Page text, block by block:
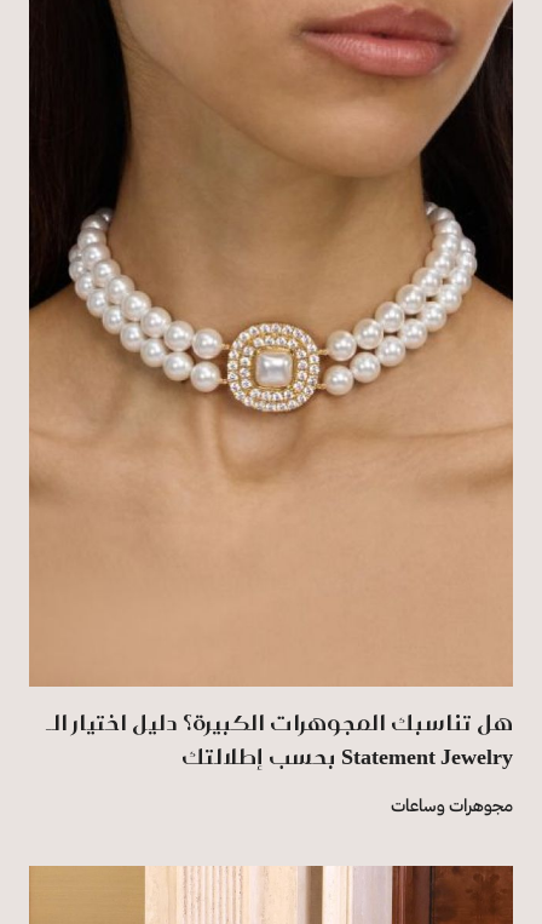
هل تناسبك المجوهرات الكبيرة؟ دليل اختيار الـ
Statement Jewelry بحسب إطلالتك
مجوهرات وساعات